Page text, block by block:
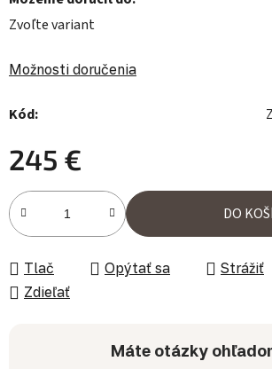
Zvoľte variant
Možnosti doručenia
Kód:
245 €
Jednotková cena:
DO
Tlač Opýtať sa
Strážiť
Zdieľať
Máte otázky